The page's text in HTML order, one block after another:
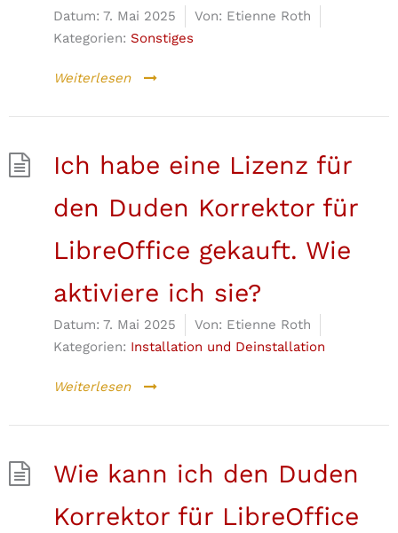
Datum: 7. Mai 2025 Von: Etienne Roth
Kategorien: Sonstiges
Weiterlesen
Ich habe eine Lizenz für
den Duden Korrektor für
LibreOffice gekauft. Wie
aktiviere ich sie?
Datum: 7. Mai 2025 Von: Etienne Roth
Kategorien: Installation und Deinstallation
Weiterlesen
Wie kann ich den Duden
Korrektor für LibreOffice